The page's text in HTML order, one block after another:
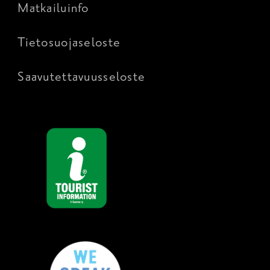
Matkailuinfo
Tietosuojaseloste
Saavutettavuusseloste